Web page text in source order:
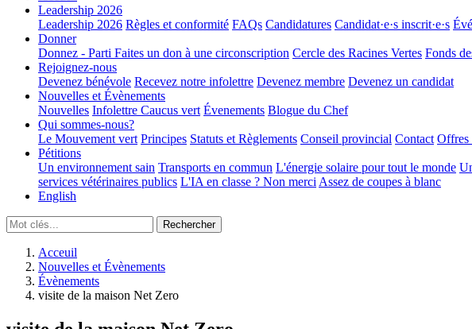
Leadership 2026
Leadership 2026 Règles et conformité FAQs Candidatures Candidat·e·s inscrit·e·s
Donner
Donnez - Parti Faites un don à une circonscription Cercle des Racines Vertes Fonds
Rejoignez-nous
Devenez bénévole Recevez notre infolettre Devenez membre Devenez un candidat
Nouvelles et Évènements
Nouvelles Infolettre Caucus vert Évenements Blogue du Chef
Qui sommes-nous?
Le Mouvement vert Principes Statuts et Règlements Conseil provincial Contact Offres
Pétitions
Un environnement sain Transports en commun L'énergie solaire pour tout le monde
services vétérinaires publics L'IA en classe ? Non merci Assez de coupes à blanc
English
Acceuil
Nouvelles et Évènements
Évènements
visite de la maison Net Zero